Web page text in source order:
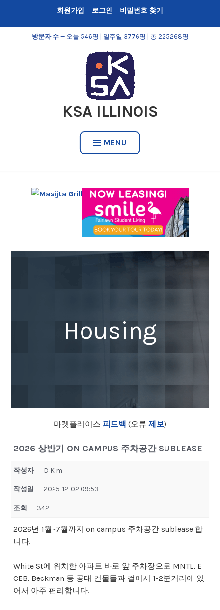
content
회원가입 로그인 비밀번호 찾기
방문자 수— 오늘 546명 | 일주일 3776명 | 총 225268명
KSA ILLINOIS
MENU
Housing
마켓플레이스 피드백 (오류 제보)
2026 상반기 ON CAMPUS 주차공간 SUBLEASE
작성자 D Kim
작성일 2025-12-02 09:53
조회 342
2026년 1월~7월까지 on campus 주차공간 sublease 합
니다.
White St에 위치한 아파트 바로 앞 주차장으로 MNTL, E
CEB, Beckman 등 공대 건물들과 걸어서 1-2분거리에 있
어서 아주 편리합니다.